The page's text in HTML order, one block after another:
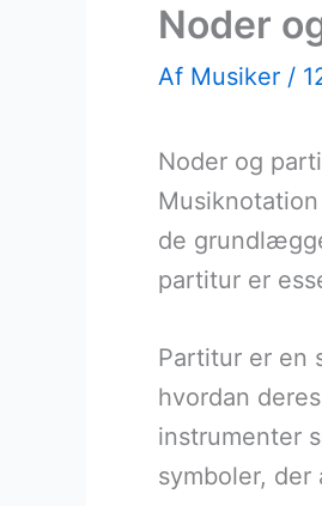
Noder
Af Musiker /
Noder og
de
partitur er
Partitur er en
hvordan
instrumenter
symboler, der